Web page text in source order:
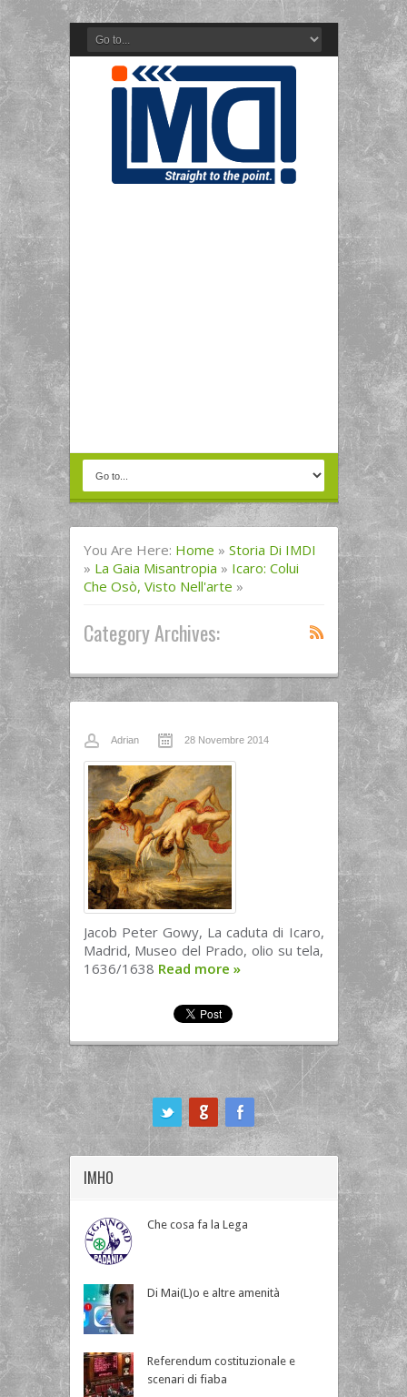
You Are Here: Home » Storia Di IMDI
» La Gaia Misantropia » Icaro: Colui
Che Osò, Visto Nell'arte »
Category Archives:
Adrian 28 Novembre 2014
Jacob Peter Gowy, La caduta di Icaro,
Madrid, Museo del Prado, olio su tela,
1636/1638 Read more »
IMHO
Che cosa fa la Lega
Di Mai(L)o e altre amenità
Referendum costituzionale e
scenari di fiaba